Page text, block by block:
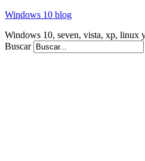
Windows 10 blog
Windows 10, seven, vista, xp, linux
Buscar